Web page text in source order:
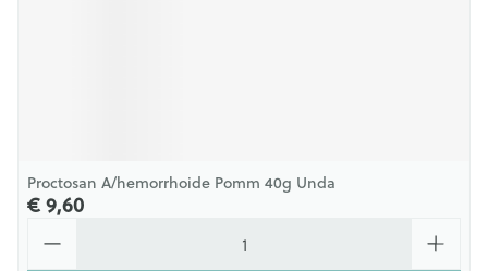
Proctosan A/hemorrhoide Pomm 40g Unda
€ 9,60